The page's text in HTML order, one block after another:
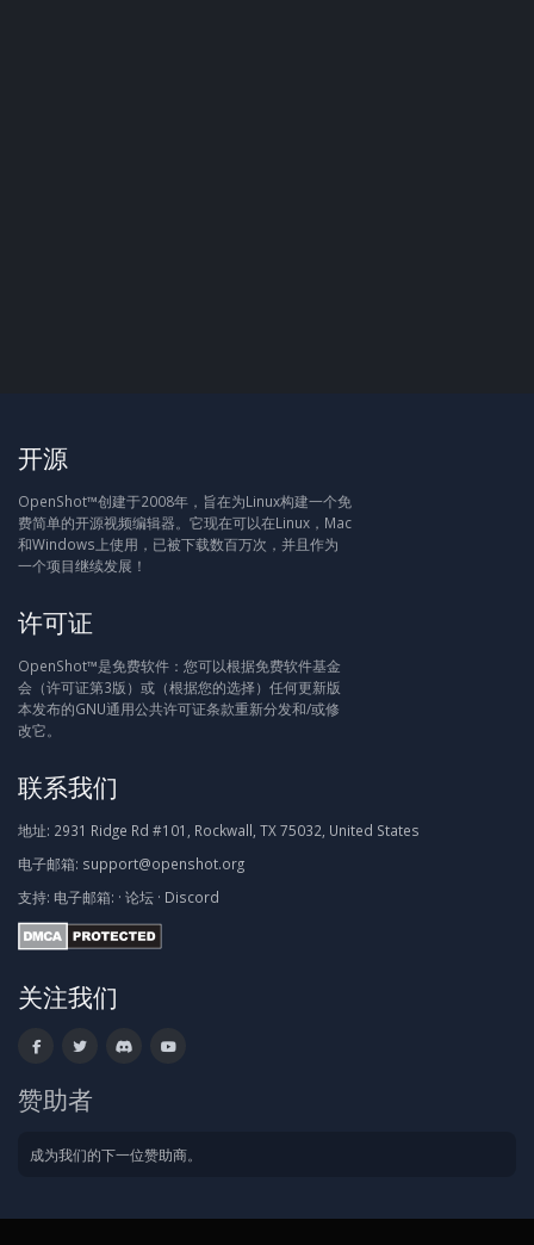
开源
OpenShot™创建于2008年，旨在为Linux构建一个免
费简单的开源视频编辑器。它现在可以在Linux，Mac
和Windows上使用，已被下载数百万次，并且作为
一个项目继续发展！
许可证
OpenShot™是免费软件：您可以根据免费软件基金
会（许可证第3版）或（根据您的选择）任何更新版
本发布的GNU通用公共许可证条款重新分发和/或修
改它。
联系我们
地址: 2931 Ridge Rd #101, Rockwall, TX 75032, United States
电子邮箱: support@openshot.org
支持: 电子邮箱: · 论坛 · Discord
关注我们
赞助者
成为我们的下一位赞助商。